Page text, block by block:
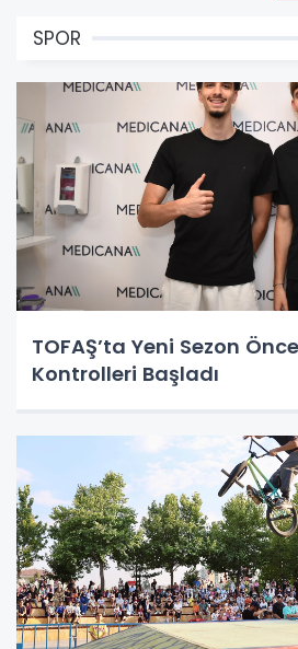
SPOR
TOFAŞ’ta Yeni Sezon
Kontrolleri Başladı